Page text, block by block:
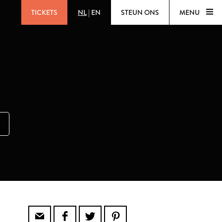
TICKETS NL | EN STEUN ONS MENU